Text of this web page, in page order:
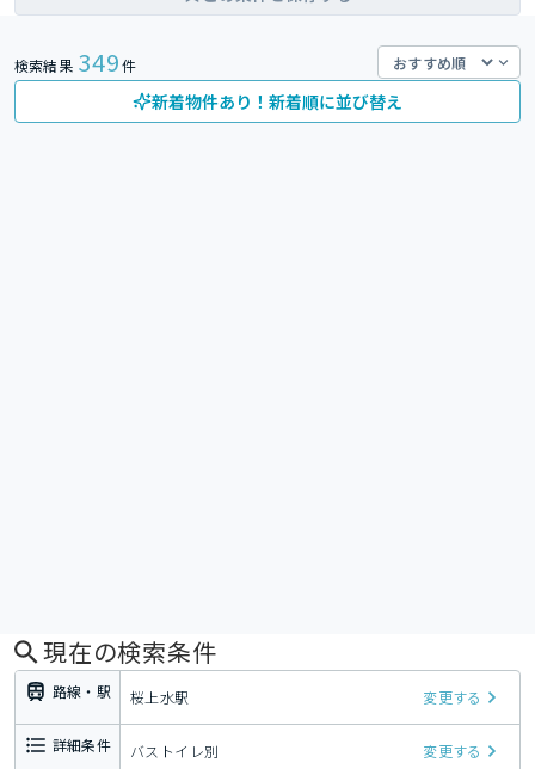
検索結果 349件
新着物件あり！新着順に並び替え
現在の検索条件
路線・駅 桜上水駅 変更する
詳細条件 バストイレ別 変更する